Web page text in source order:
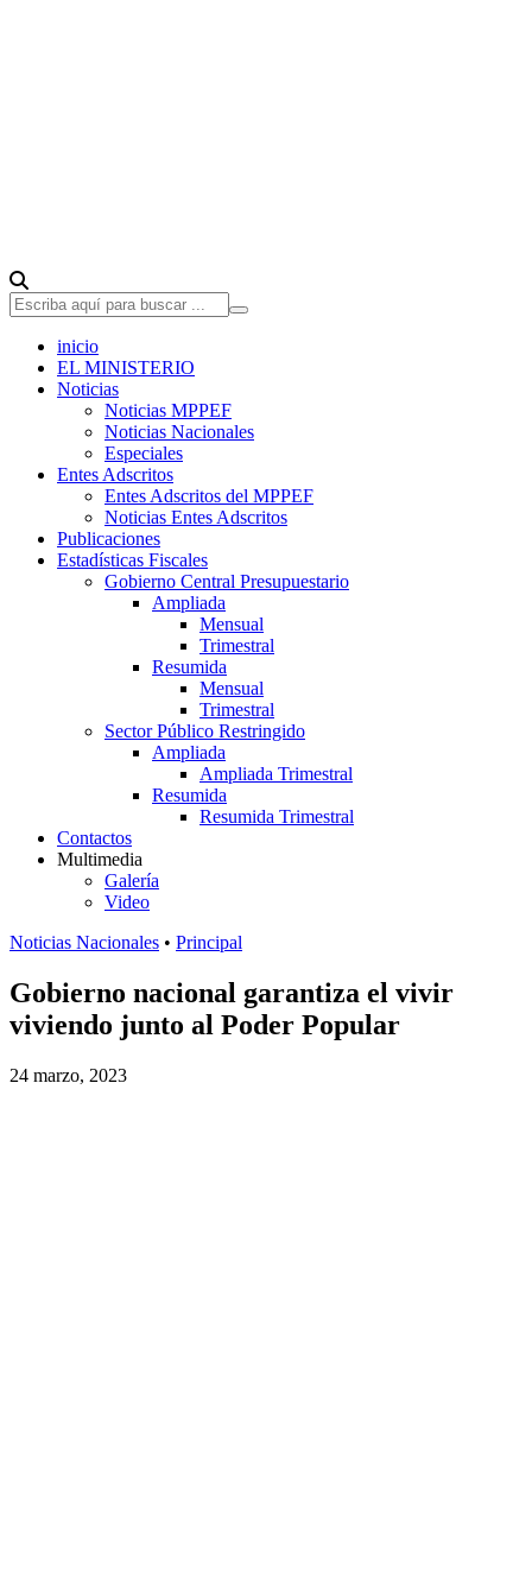
inicio
EL MINISTERIO
Noticias
Noticias MPPEF
Noticias Nacionales
Especiales
Entes Adscritos
Entes Adscritos del MPPEF
Noticias Entes Adscritos
Publicaciones
Estadísticas Fiscales
Gobierno Central Presupuestario
Ampliada
Mensual
Trimestral
Resumida
Mensual
Trimestral
Sector Público Restringido
Ampliada
Ampliada Trimestral
Resumida
Resumida Trimestral
Contactos
Multimedia
Galería
Video
Noticias Nacionales • Principal
Gobierno nacional garantiza el vivir
viviendo junto al Poder Popular
24 marzo, 2023